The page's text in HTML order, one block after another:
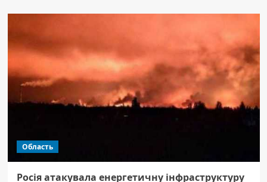
Спеціального
агресії
України
—
Область
Росія атакувала енергетичну інфраструктуру